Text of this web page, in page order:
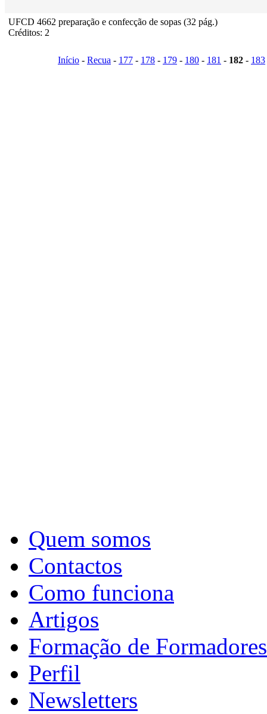
UFCD 4662 preparação e confecção de sopas (32 pág.)
Créditos: 2
Início - Recua - 177 - 178 - 179 - 180 - 181 - 182 - 183
Quem somos
Contactos
Como funciona
Artigos
Formação de Formadores
Perfil
Newsletters